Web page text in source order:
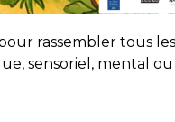
rassembler tous
sensoriel, mental ou